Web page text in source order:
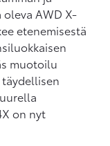
AWD X-
etenemisestä
muotoilu
on nyt